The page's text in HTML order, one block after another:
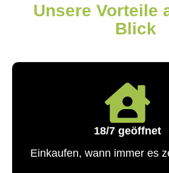
Unsere Vorteile
Blick
18/7 geöffnet
Einkaufen, wann immer es